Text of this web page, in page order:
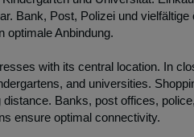
besticht durch ihre zentrale
und Universität.
Bank, Post, Polizei und vielfältige
optimale Anbindung.
with its central location. In
and universities.